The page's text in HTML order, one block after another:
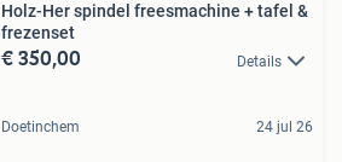
Holz-Her spindel freesmachine + tafel &
frezenset
€ 350,00 Details
Doetinchem 24 jul 26